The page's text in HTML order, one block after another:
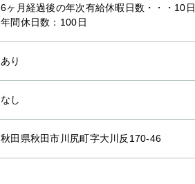
6ヶ月経過後の年次有給休暇日数・・・10日
年間休日数：100日
あり
なし
秋田県秋田市川尻町字大川反170-46